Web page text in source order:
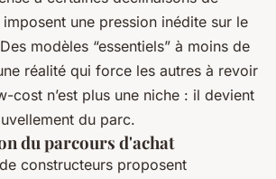
une pression inédite sur le
modèles “essentiels” à moins de
réalité qui force les autres à revoir
cost n’est plus une niche : il devient
du parc.
du parcours d'achat
constructeurs proposent